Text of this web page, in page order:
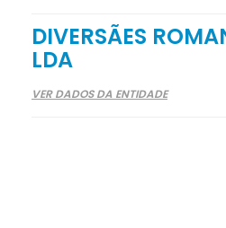
DIVERSÃES
LDA
VER DADOS DA ENTIDADE